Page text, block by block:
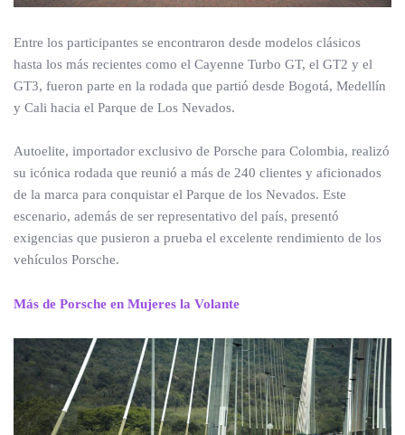
Entre los participantes se encontraron desde modelos clásicos
hasta los más recientes como el Cayenne Turbo GT, el GT2 y el
GT3, fueron parte en la rodada que partió desde Bogotá, Medellín
y Cali hacia el Parque de Los Nevados.
Autoelite, importador exclusivo de Porsche para Colombia, realizó
su icónica rodada que reunió a más de 240 clientes y aficionados
de la marca para conquistar el Parque de los Nevados. Este
escenario, además de ser representativo del país, presentó
exigencias que pusieron a prueba el excelente rendimiento de los
vehículos Porsche.
Más de Porsche en Mujeres la Volante